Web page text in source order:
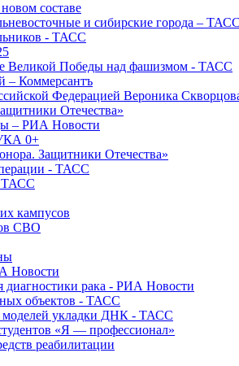
составе
и сибирские города – ТАСС
- ТАСС
Великой Победы над фашизмом - ТАСС
– Коммерсантъ
Федерацией Вероника
Отечества»
– РИА Новости
0+
Защитники Отечества»
- ТАСС
ТАСС
кампусов
СВО
Новости
диагностики рака - РИА Новости
объектов - ТАСС
моделей укладки ДНК - ТАСС
«Я — профессионал»
реабилитации